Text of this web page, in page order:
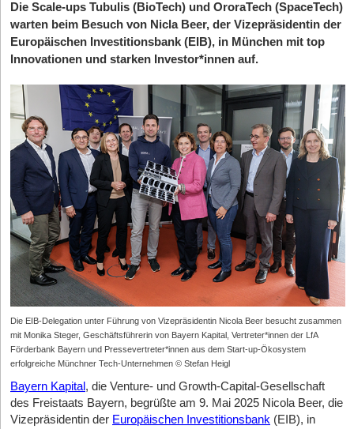
Die Scale-ups Tubulis (BioTech) und OroraTech (SpaceTech)
warten beim Besuch von Nicla Beer, der Vizepräsidentin der
Europäischen Investitionsbank (EIB), in München mit top
Innovationen und starken Investor*innen auf.
Die EIB-Delegation unter Führung von Vizepräsidentin Nicola Beer besucht zusammen
mit Monika Steger, Geschäftsführerin von Bayern Kapital, Vertreter*innen der LfA
Förderbank Bayern und Pressevertreter*innen aus dem Start-up-Ökosystem
erfolgreiche Münchner Tech-Unternehmen © Stefan Heigl
Bayern Kapital , die Venture- und Growth-Capital-Gesellschaft
des Freistaats Bayern, begrüßte am 9. Mai 2025 Nicola Beer, die
Vizepräsidentin der Europäischen Investitionsbank (EIB), in